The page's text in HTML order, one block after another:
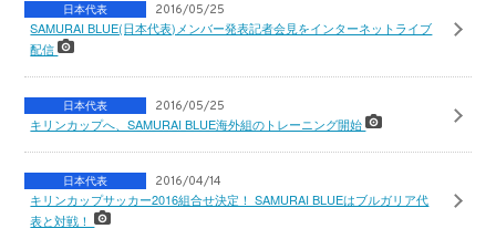
日本代表 2016/05/25
SAMURAI BLUE(日本代表)メンバー発表記者会見をインターネットライブ
配信
日本代表 2016/05/25
キリンカップへ、SAMURAI BLUE海外組のトレーニング開始
日本代表 2016/04/14
キリンカップサッカー2016組合せ決定！ SAMURAI BLUEはブルガリア代
表と対戦！